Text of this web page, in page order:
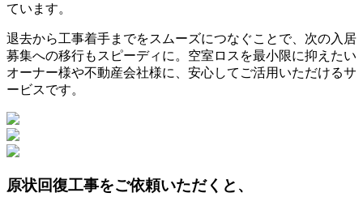
ています。
退去から工事着手までをスムーズにつなぐことで、次の入居
募集への移行もスピーディに。空室ロスを最小限に抑えたい
オーナー様や不動産会社様に、安心してご活用いただけるサ
ービスです。
原状回復工事をご依頼いただくと、